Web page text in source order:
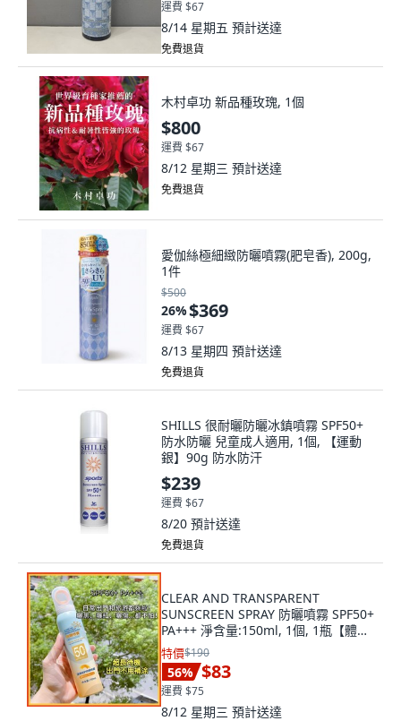
運費 $67
8/14 星期五 預計送達
免費退貨
木村卓功 新品種玫瑰, 1個
$800
運費 $67
8/12 星期三 預計送達
免費退貨
愛伽絲極細緻防曬噴霧(肥皂香), 200g,
1件
$500
26%$369
運費 $67
8/13 星期四 預計送達
免費退貨
SHILLS 很耐曬防曬冰鎮噴霧 SPF50+
防水防曬 兒童成人適用, 1個, 【運動
銀】90g 防水防汗
$239
運費 $67
8/20 預計送達
免費退貨
CLEAR AND TRANSPARENT
SUNSCREEN SPRAY 防曬噴霧 SPF50+
PA+++ 淨含量:150ml, 1個, 1瓶【體驗
裝】不划算
特價$190
56% $83
運費 $75
8/12 星期三 預計送達